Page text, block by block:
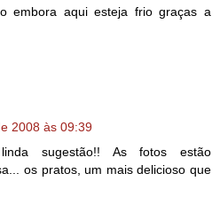
embora aqui esteja frio graças a
2008 às 09:39
sugestão!! As fotos estão
os pratos, um mais delicioso que